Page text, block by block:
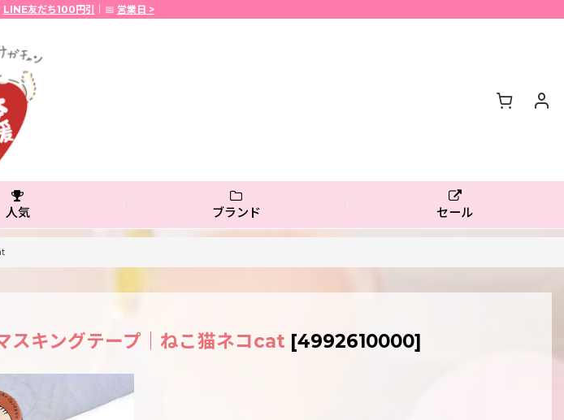
LINE友だち100円引 ｜📅 営業日 >
人気 ブランド セール
スキングテープ｜ねこ猫ネコcat [4992610000]